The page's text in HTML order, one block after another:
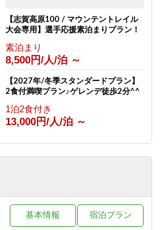
【志賀高原100 / マウンテントレイル
大会専用】選手応援素泊まりプラン！
素泊まり
8,500円/人/泊 ～
【2027年/冬季スタンダードプラン】
2食付満喫プラン♪ゲレンデ徒歩2分^^
1泊2食付き
13,000円/人/泊 ～
基本情報 宿泊プラン